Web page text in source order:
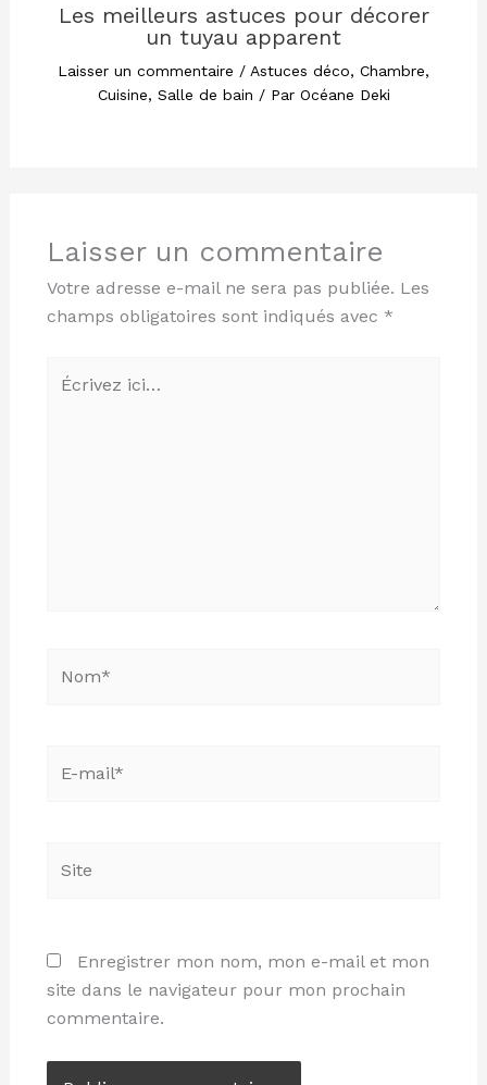
Les meilleurs astuces pour décorer
un tuyau apparent
Laisser un commentaire / Astuces déco, Chambre,
Cuisine, Salle de bain / Par Océane Deki
Laisser un commentaire
Votre adresse e-mail ne sera pas publiée. Les
champs obligatoires sont indiqués avec *
ici…
mail*
Enregistrer mon nom, mon e-mail et mon
site dans le navigateur pour mon prochain
commentaire.